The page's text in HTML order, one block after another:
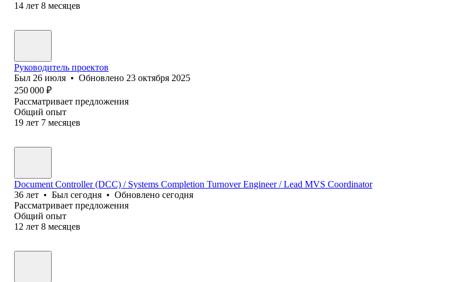
14 лет 8 месяцев
Руководитель проектов
Был 26 июля • Обновлено 23 октября 2025
250 000 ₽
Рассматривает предложения
Общий опыт
19 лет 7 месяцев
Document Controller (DCC) / Systems Completion Turnover Engineer / Lead MVS Coordinator
36 лет • Был сегодня • Обновлено сегодня
Рассматривает предложения
Общий опыт
12 лет 8 месяцев